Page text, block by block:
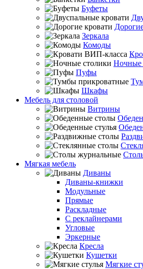
Буфеты
Зеркала
Комоды
Ночные
Пуфы
Шкафы
Мебель для столовой
Витрины
Мягкая мебель
Диваны
Диваны-книжки
Модульные
Прямые
Раскладные
С реклайнерами
Угловые
Эркерные
Кресла
Кушетки
Мягкие